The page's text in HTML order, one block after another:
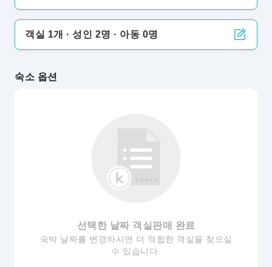
객실 1개 · 성인 2명 · 아동 0명
숙소 옵션
선택한 날짜 객실판매 완료
숙박 날짜를 변경하시면 더 적합한 객실을 찾으실
수 있습니다.